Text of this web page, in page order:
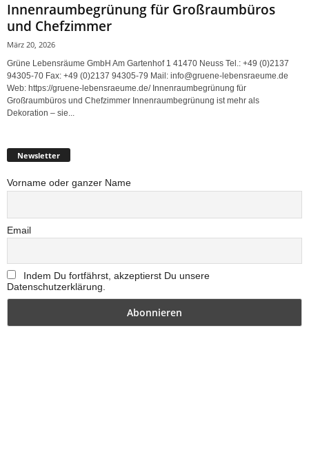
Innenraumbegrünung für Großraumbüros
und Chefzimmer
März 20, 2026
Grüne Lebensräume GmbH Am Gartenhof 1 41470 Neuss Tel.: +49 (0)2137
94305-70 Fax: +49 (0)2137 94305-79 Mail: info@gruene-lebensraeume.de
Web: https://gruene-lebensraeume.de/ Innenraumbegrünung für
Großraumbüros und Chefzimmer Innenraumbegrünung ist mehr als
Dekoration – sie...
Newsletter
Vorname oder ganzer Name
Email
Indem Du fortfährst, akzeptierst Du unsere
Datenschutzerklärung.